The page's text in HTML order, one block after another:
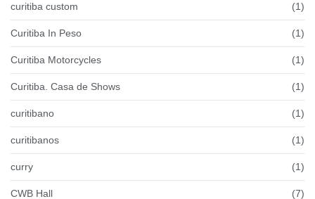
curitiba custom (1)
Curitiba In Peso (1)
Curitiba Motorcycles (1)
Curitiba. Casa de Shows (1)
curitibano (1)
curitibanos (1)
curry (1)
CWB Hall (7)